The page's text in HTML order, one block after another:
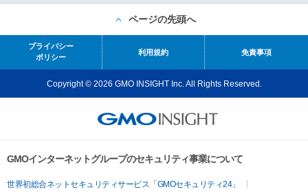
ページの先頭へ
プライバシー
ポリシー
利用規約 免責事項
Copyright © 2026 GMO INSIGHT Inc. All Rights Reserved.
GMOインターネットグループのセキュリティ事業について
世界初総合ネットセキュリティサービス「GMOセキュリティ24」